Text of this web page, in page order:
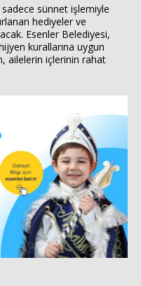
sünnet işlemiyle
hediyeler ve
Esenler Belediyesi,
kurallarına uygun
ailelerin içlerinin rahat